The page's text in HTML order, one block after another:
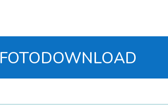
FOTODOWNLOAD